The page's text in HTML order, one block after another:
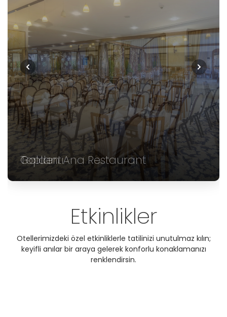
Golden Ana Restaurant
Etkinlikler
Otellerimizdeki özel etkinliklerle tatilinizi unutulmaz kılın;
keyifli anılar bir araya gelerek konforlu konaklamanızı
renklendirsin.